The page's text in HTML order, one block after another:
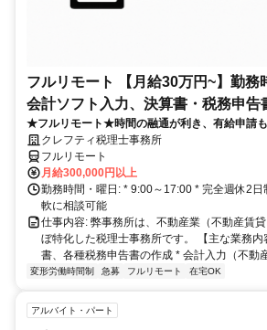
フルリモート 【月給30万円~】勤務
会計ソフト入力、決算書・税務申告
決算説明も
★フルリモート★時間の融通が利き、有給申請も
クレフティ税理士事務所
フルリモート
月給300,000円以上
勤務時間・曜日: * 9:00～17:00 * 完全週休2
軟に相談可能
仕事内容: 弊事務所は、不動産業（不動産賃
ぼ特化した税理士事務所です。 【主な業務
書、各種税務申告書の作成 * 会計入力（不動
変形労働時間制 急募 フルリモート 在宅OK
アルバイト・パート